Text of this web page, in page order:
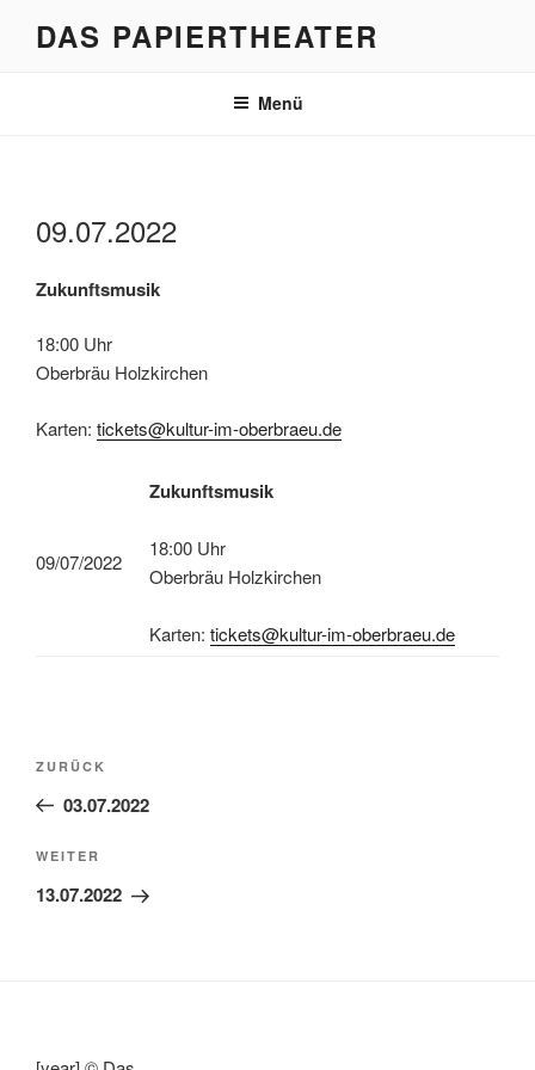
DAS PAPIERTHEATER
Menü
09.07.2022
Zukunftsmusik
18:00 Uhr
Oberbräu Holzkirchen
Karten: tickets@kultur-im-oberbraeu.de
09/07/2022
Zukunftsmusik
18:00 Uhr
Oberbräu Holzkirchen
Karten: tickets@kultur-im-oberbraeu.de
Beitragsnavigation
Vorheriger
Beitrag
ZURÜCK
03.07.2022
Nächster
Beitrag
WEITER
13.07.2022